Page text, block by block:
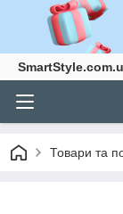
Товари та